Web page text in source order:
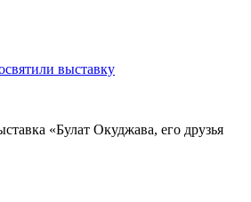
выставку
«Булат Окуджава, его друзья